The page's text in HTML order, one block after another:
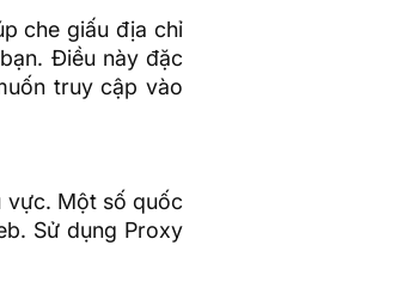
che giấu địa chỉ
Điều này đặc
truy cập vào
vực. Một số quốc
Sử dụng Proxy